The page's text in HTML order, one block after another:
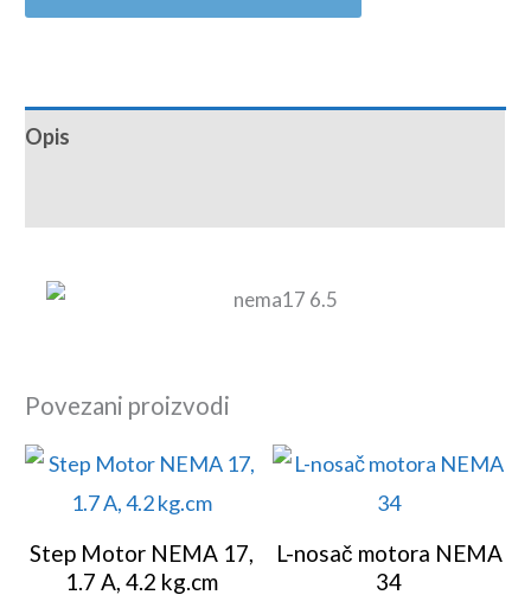
Opis
Povezani proizvodi
Step Motor NEMA 17,
1.7 A, 4.2 kg.cm
L-nosač motora NEMA
34